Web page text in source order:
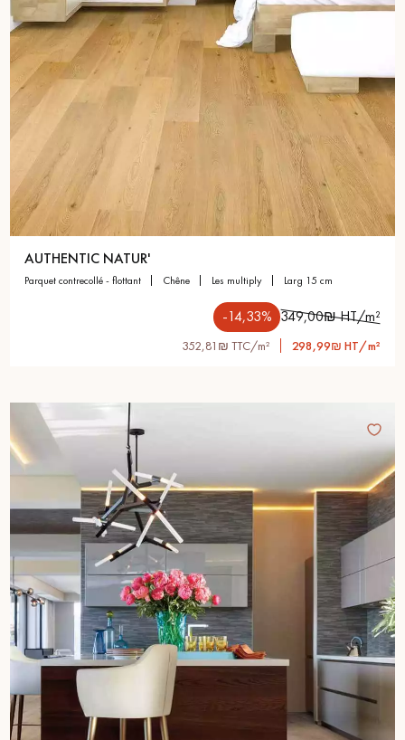
AUTHENTIC NATUR'
parquet contrecollé - flottant chêne les multiply larg 15 cm
-14,33% 349,00₪ HT/m²
352,81₪ TTC/m² 298,99₪ HT/m²